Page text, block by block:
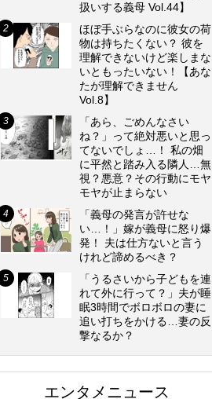
扱いする義母 Vol.44】
ほぼ手ぶらなのに彼女の荷
物は持ちたくない？ 彼を
理解できないけど楽しまな
いともったいない！【あな
たが理解できません
Vol.8】
「あら、ごめんなさい
ね？」って絶対悪いと思っ
てないでしょ…！ 私の畑
に平然と踏み入る隣人…無
視？悪意？その行動にモヤ
モヤが止まらない
「義母の発言が許せな
い…！」嫁が義母に怒り爆
発！ 夫は仕方ないと言う
けれど諦めるべき？
「うるさいから子どもを連
れて外に行って？」夫が睡
眠3時間でボロボロの妻に
追い打ちをかける…妻の反
撃なるか？
エンタメニュース